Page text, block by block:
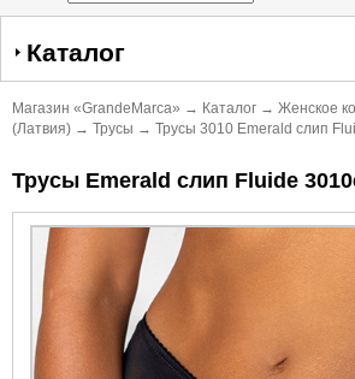
Каталог
Магазин «GrandeMarca» → Каталог → Женское
(Латвия) → Трусы → Трусы 3010 Emerald слип
Трусы Emerald слип Fluide